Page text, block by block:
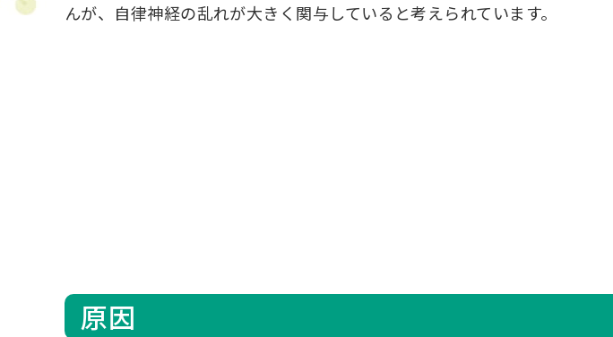
んが、自律神経の乱れが大きく関与していると考えられています。
原因